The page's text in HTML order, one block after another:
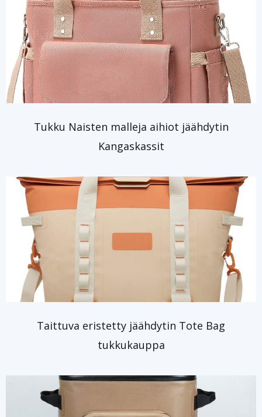
Tukku Naisten malleja aihiot jäähdytin
Kangaskassit
Taittuva eristetty jäähdytin Tote Bag
tukkukauppa